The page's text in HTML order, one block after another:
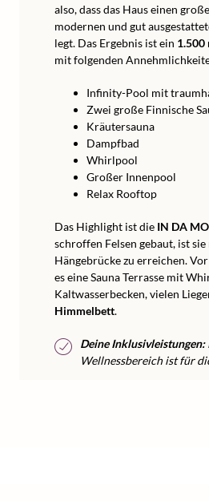
also, dass das Haus einen
modernen und gut
legt. Das Ergebnis ist ein 1.500
mit folgenden
Infinity-Pool mit
Zwei große Finnische
Kräutersauna
Dampfbad
Whirlpool
Großer Innenpool
Relax Rooftop
Das Highlight ist die IN DA
schroffen Felsen gebaut, ist
Hängebrücke zu erreichen.
es eine Sauna Terrasse mit
Kaltwasserbecken, vielen
Himmelbett.
Deine Inklusivleistungen:
Wellnessbereich ist für